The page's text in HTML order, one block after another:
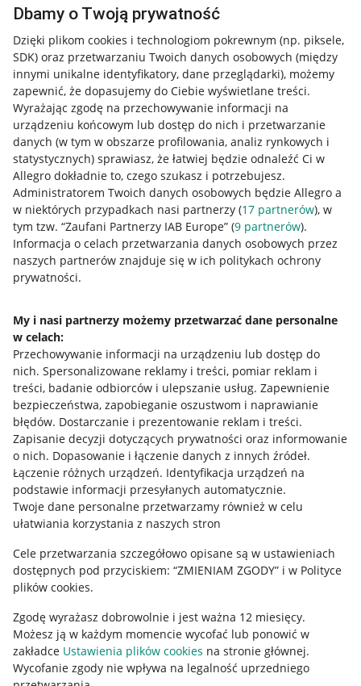
Dbamy o Twoją prywatność
Dzięki plikom cookies i technologiom pokrewnym (np. piksele,
SDK) oraz przetwarzaniu Twoich danych osobowych (między
innymi unikalne identyfikatory, dane przeglądarki), możemy
zapewnić, że dopasujemy do Ciebie wyświetlane treści.
Wyrażając zgodę na przechowywanie informacji na
urządzeniu końcowym lub dostęp do nich i przetwarzanie
danych (w tym w obszarze profilowania, analiz rynkowych i
statystycznych) sprawiasz, że łatwiej będzie odnaleźć Ci w
Allegro dokładnie to, czego szukasz i potrzebujesz.
Administratorem Twoich danych osobowych będzie Allegro a
w niektórych przypadkach nasi partnerzy (17 partnerów), w
tym tzw. “Zaufani Partnerzy IAB Europe” (9 partnerów).
Informacja o celach przetwarzania danych osobowych przez
naszych partnerów znajduje się w ich politykach ochrony
prywatności.
My i nasi partnerzy możemy przetwarzać dane personalne
w celach:
Przechowywanie informacji na urządzeniu lub dostęp do
nich. Spersonalizowane reklamy i treści, pomiar reklam i
treści, badanie odbiorców i ulepszanie usług. Zapewnienie
bezpieczeństwa, zapobieganie oszustwom i naprawianie
błędów. Dostarczanie i prezentowanie reklam i treści.
Zapisanie decyzji dotyczących prywatności oraz informowanie
o nich. Dopasowanie i łączenie danych z innych źródeł.
Łączenie różnych urządzeń. Identyfikacja urządzeń na
podstawie informacji przesyłanych automatycznie.
Twoje dane personalne przetwarzamy również w celu
ułatwiania korzystania z naszych stron
Cele przetwarzania szczegółowo opisane są w ustawieniach
dostępnych pod przyciskiem: “ZMIENIAM ZGODY” i w Polityce
plików cookies.
Zgodę wyrażasz dobrowolnie i jest ważna 12 miesięcy.
Możesz ją w każdym momencie wycofać lub ponowić w
zakładce Ustawienia plików cookies na stronie głównej.
Wycofanie zgody nie wpływa na legalność uprzedniego
Przydatne informacje
Jak to działa
Allegro Gadane dla sprzedających
Allegro Gadane dla kupujących
Mapa miejscowości
Informacje prawne
Regulamin
Polityka plików "cookies"
Ustawienia plików "cookies"
Udostępnianie lokalizacji
Informacje dla Aktu o Usługach Cyfrowych
Pobierz aplikację